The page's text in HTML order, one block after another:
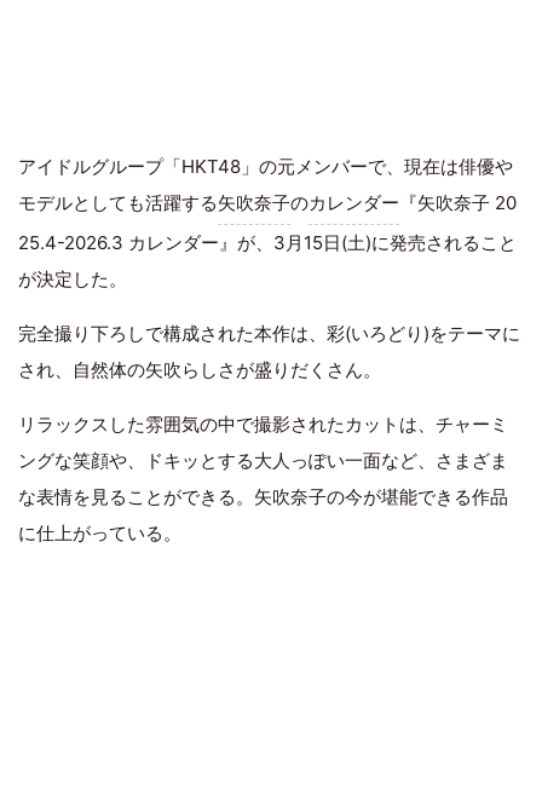
アイドルグループ「HKT48」の元メンバーで、現在は俳優や
モデルとしても活躍する矢吹奈子のカレンダー 『矢吹奈子 20
25.4-2026.3 カレンダー』が、3月15日(土)に発売されること
が決定した。
完全撮り下ろしで構成された本作は、彩(いろどり)をテーマに
され、自然体の矢吹らしさが盛りだくさん。
リラックスした雰囲気の中で撮影されたカットは、チャーミ
ングな笑顔や、ドキッとする大人っぽい一面など、さまざま
な表情を見ることができる。矢吹奈子の今が堪能できる作品
に仕上がっている。